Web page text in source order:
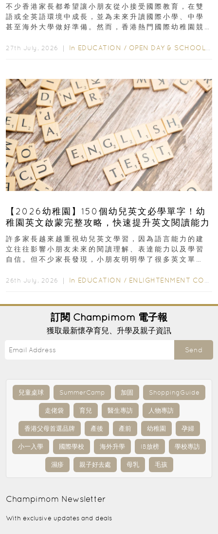
不少香港家長都希望讓小朋友從小接受國際教育，在雙
語或全英語環境中成長，並為未來升讀國際小學、中學
甚至海外大學做好準備。然而，香港熱門國際幼稚園競
27th July, 2026 ｜ In EDUCATION / OPEN DAY & SCHOOL EVENTS
【2026幼稚園】150個幼兒英文必學單字！幼
稚園英文啟蒙完整攻略，快速提升英文閱讀能力
許多家長越來越重視幼兒英文學習，因為語言能力的建
立往往影響小朋友未來的閱讀理解、表達能力以及學習
自信。但不少家長發現，小朋友明明學了很多英文單
26th July, 2026 ｜ In EDUCATION / ENLIGHTENMENT CORNER
訂閱 Champimom 電子報
獲取最新懷孕育兒、升學及親子資訊
Send
兒童桌球 SummerCamp 加固 ShoppingGuide
走佬袋 育兒 醫生專訪 人物專訪
香港父母首選品牌 產後 產前 幼稚園 孕婦
小一入學 國際學校 海外升學 IB放榜 學校專訪
濕疹 親子好去處 母乳 毛孩
Champimom Newsletter
With exclusive updates and deals